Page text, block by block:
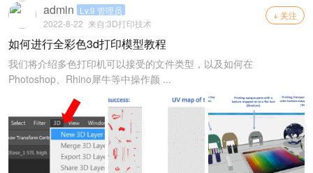
admin Lv.9 管理员
2022-8-22 来自:3D打印技术
+ 关注
如何进行全彩色3d打印模型教程
我们将介绍多色打印机可以接受的文件类型，以及如何在
Photoshop、Rhino犀牛等中操作颜 ...